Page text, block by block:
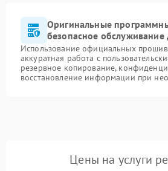
Оригинальные
безопасное
Использование официальных
аккуратная работа с
резервное копирование,
восстановление информации при
Цены на услуги